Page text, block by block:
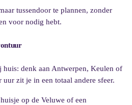
tussendoor te plannen, zonder
voor nodig hebt.
huis: denk aan Antwerpen, Keulen of
zit je in een totaal andere sfeer.
op de Veluwe of een